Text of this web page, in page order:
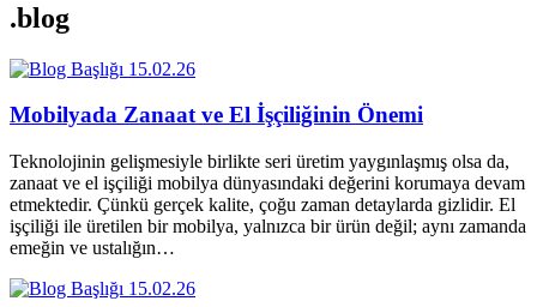
.blog
15.02.26
Mobilyada Zanaat ve El İşçiliğinin Önemi
Teknolojinin gelişmesiyle birlikte seri üretim yaygınlaşmış olsa da,
zanaat ve el işçiliği mobilya dünyasındaki değerini korumaya devam
etmektedir. Çünkü gerçek kalite, çoğu zaman detaylarda gizlidir. El
işçiliği ile üretilen bir mobilya, yalnızca bir ürün değil; aynı zamanda
emeğin ve ustalığın…
15.02.26